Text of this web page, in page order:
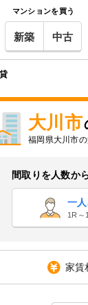
マンションを買う
新築 中古
大川市
福岡県大川市
間取りを人数か
一
1R～
家賃